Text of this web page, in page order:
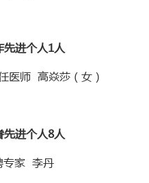
进个人1人
医师 高焱莎（女）
进个人8人
专家 李丹